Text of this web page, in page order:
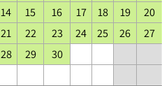
14
15 16 17 18 19
20
21
22 23 24 25 26
27
28
29 30